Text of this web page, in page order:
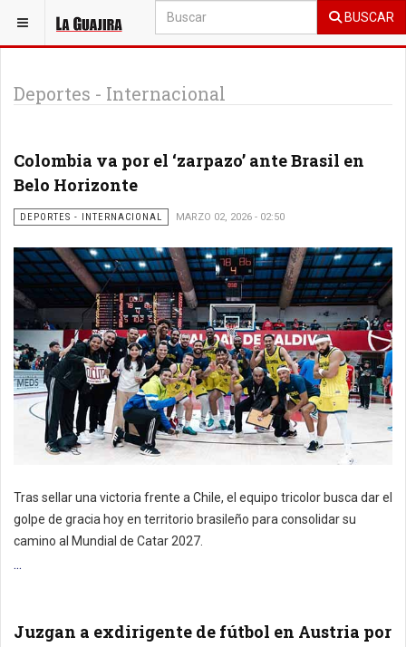
BUSCAR
ESTÁ AQUÍ: DEPORTES
Deportes - Internacional
Colombia va por el ‘zarpazo’ ante Brasil en
Belo Horizonte
DEPORTES - INTERNACIONAL MARZO 02, 2026 - 02:50
Tras sellar una victoria frente a Chile, el equipo tricolor busca dar el
golpe de gracia hoy en territorio brasileño para consolidar su
camino al Mundial de Catar 2027.
...
Juzgan a exdirigente de fútbol en Austria por